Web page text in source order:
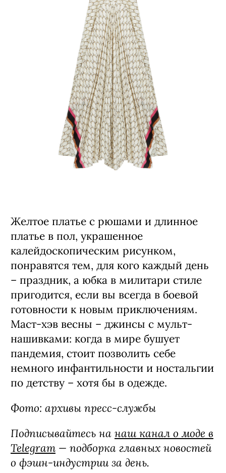
Желтое платье с рюшами и длинное
платье в пол, украшенное
калейдоскопическим рисунком,
понравятся тем, для кого каждый день
пригодится, если вы всегда в боевой
готовности к новым приключениям.
Маст-хэв весны – джинсы с мульт-